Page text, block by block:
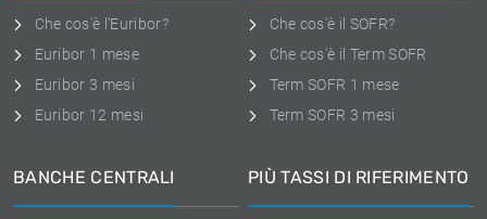
Che cos'è l'Euribor?
Euribor 1 mese
Euribor 3 mesi
Euribor 12 mesi
Che cos'è il SOFR?
Che cos'è il Term SOFR
Term SOFR 1 mese
Term SOFR 3 mesi
BANCHE CENTRALI PIÙ TASSI DI RIFERIMENTO